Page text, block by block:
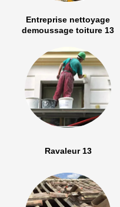
Entreprise nettoyage
demoussage toiture 13
Ravaleur 13